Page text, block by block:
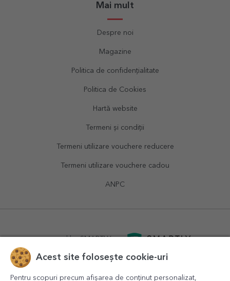
Mai mult
Despre noi
Magazine
Politica de confidențialitate
Politica de Cookies
Hartă website
Termeni și condiții
Termeni utilizare vouchere reducere
Termeni utilizare vouchere cadou
ANPC
powered bySMARTLY.ro
Acest site folosește cookie-uri
Pentru scopuri precum afișarea de conținut personalizat,